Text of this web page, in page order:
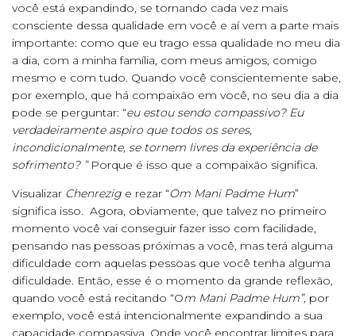
você está expandindo, se tornando cada vez mais
consciente dessa qualidade em você e aí vem a parte mais
importante: como que eu trago essa qualidade no meu dia
a dia, com a minha família, com meus amigos, comigo
mesmo e com tudo. Quando você conscientemente sabe,
por exemplo, que há compaixão em você, no seu dia a dia
pode se perguntar: “eu estou sendo compassivo? Eu
verdadeiramente aspiro que todos os seres,
incondicionalmente, se tornem livres da experiência de
sofrimento? ” Porque é isso que a compaixão significa.
Visualizar Chenrezig e rezar “Om Mani Padme Hum”
significa isso. Agora, obviamente, que talvez no primeiro
momento você vai conseguir fazer isso com facilidade,
pensando nas pessoas próximas a você, mas terá alguma
dificuldade com aquelas pessoas que você tenha alguma
dificuldade. Então, esse é o momento da grande reflexão,
quando você está recitando “Om Mani Padme Hum”, por
exemplo, você está intencionalmente expandindo a sua
capacidade compassiva. Onde você encontrar limites para